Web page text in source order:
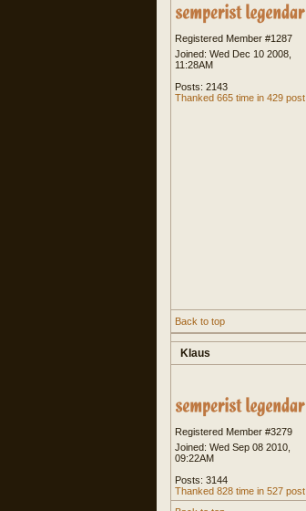
Registered Member #1287
Joined: Wed Dec 10 2008,
11:28AM
Posts: 2143
Thanked 665 time in 429 post
Back to top
Klaus
Registered Member #3279
Joined: Wed Sep 08 2010,
09:22AM
Posts: 3144
Thanked 828 time in 527 post